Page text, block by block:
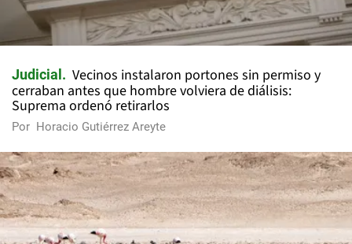
Judicial
Vecinos instalaron portones sin permiso y
cerraban antes que hombre volviera de diálisis:
Suprema ordenó retirarlos
Por Horacio Gutiérrez Areyte